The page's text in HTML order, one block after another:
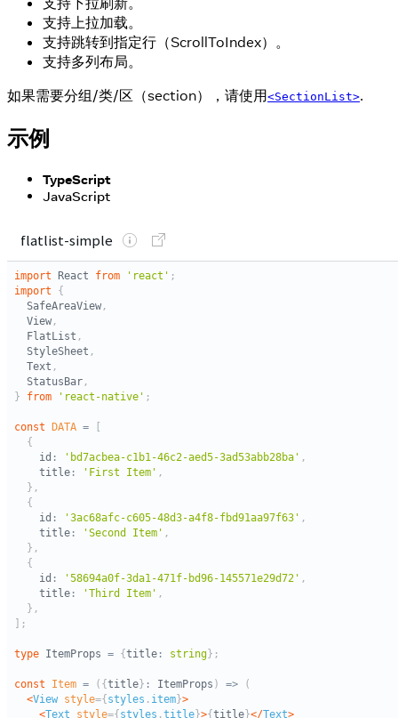
支持上拉加载。
支持跳转到指定行（ScrollToIndex）。
支持多列布局。
如果需要分组/类/区（section），请使用<SectionList>.
示例
TypeScript
JavaScript